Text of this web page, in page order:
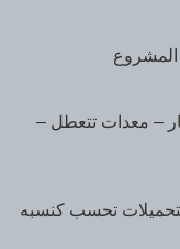
المشروع
– معدات تتعطل –
تحسب كنسبه